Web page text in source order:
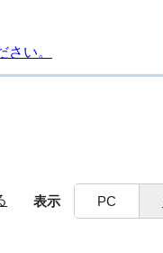
い。
表示 PC